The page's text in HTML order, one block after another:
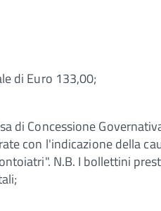
di Euro 133,00;
di Concessione
con l'indicazione della
N.B. I bollettini